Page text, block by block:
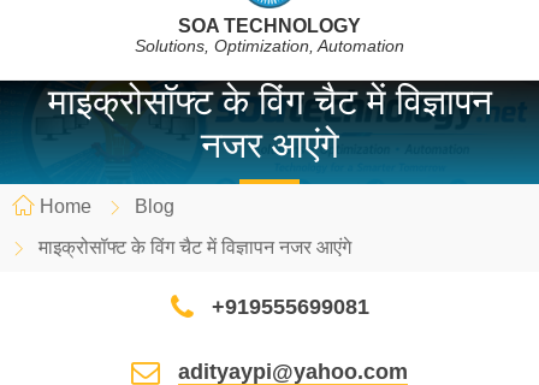
SOA TECHNOLOGY
Solutions, Optimization, Automation
माइक्रोसॉफ्ट के विंग चैट में विज्ञापन
नजर आएंगे
Home
Blog
माइक्रोसॉफ्ट के विंग चैट में विज्ञापन नजर आएंगे
+919555699081
adityaypi@yahoo.com